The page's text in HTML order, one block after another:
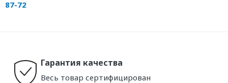
87-72
Гарантия качества
Весь товар сертифицирован